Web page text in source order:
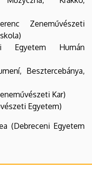
Zeneművészeti
Egyetem Humán
Besztercebánya,
Kar)
Egyetem)
(Debreceni Egyetem